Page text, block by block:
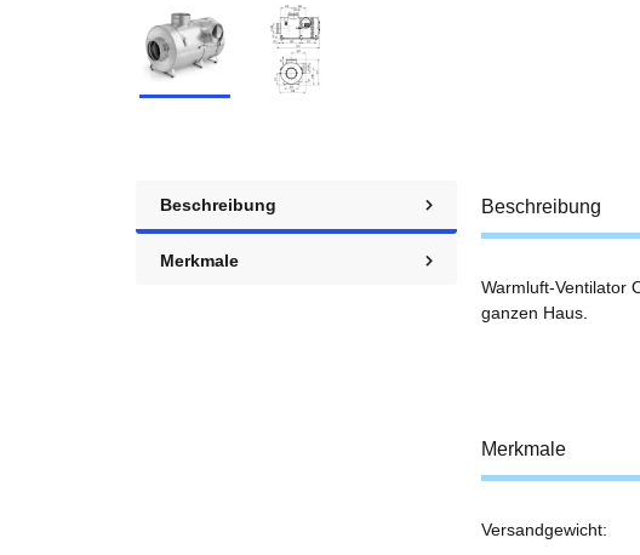
Beschreibung
Merkmale
Beschreibung
Warmluft-Ventilator
ganzen Haus.
Merkmale
Wert
Versandgewicht: